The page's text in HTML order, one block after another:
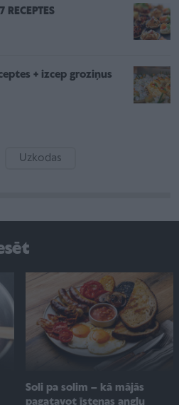
+ izcep groziņus
Uzkodas
Soli pa solim – kā mājās
pagatavot īstenas angļu